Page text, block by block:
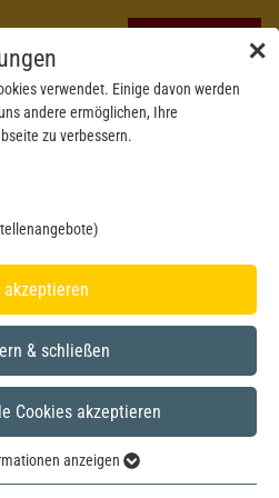
ENTWICKLER
53 & 61 (M-WAGEN) |
✕
verwendet. Einige davon werden
andere ermöglichen, Ihre
zu verbessern.
& schließen
Cookies akzeptieren
anzeigen